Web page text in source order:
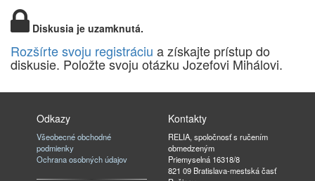
Diskusia je uzamknutá.
Rozšírte svoju registráciu a získajte prístup do
diskusie. Položte svoju otázku Jozefovi Mihálovi.
Odkazy
Všeobecné obchodné
podmienky
Ochrana osobných údajov
Kontakty
RELIA, spoločnosť s ručením
obmedzeným
Priemyselná 16318/8
821 09 Bratislava-mestská časť